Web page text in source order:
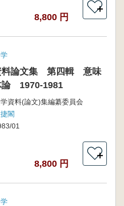
8,800 円
＋
料論文集 第四輯 意味
論 1970-1981
資料(論文)集編纂委員会
閣
01
8,800 円
＋